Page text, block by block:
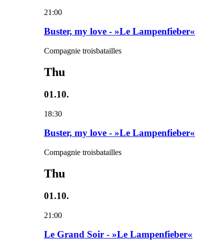
21:00
Buster, my love - »Le Lampenfieber«
Compagnie troisbatailles
Thu
01.10.
18:30
Buster, my love - »Le Lampenfieber«
Compagnie troisbatailles
Thu
01.10.
21:00
Le Grand Soir - »Le Lampenfieber«